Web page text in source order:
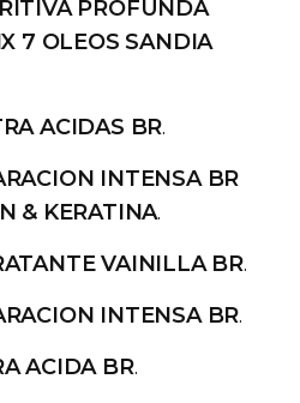
PROFUNDA
7 OLEOS SANDIA
ACIDAS BR.
INTENSA BR
& KERATINA.
VAINILLA BR.
INTENSA BR.
ACIDA BR.